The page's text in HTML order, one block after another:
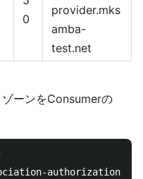
0
provider.mks
amba-
test.net
ーンをConsumerの
authorization \